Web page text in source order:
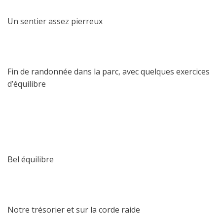
Un sentier assez pierreux
Fin de randonnée dans la parc, avec quelques exercices
d’équilibre
Bel équilibre
Notre trésorier et sur la corde raide